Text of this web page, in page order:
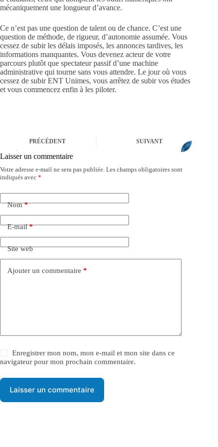
mécaniquement une longueur d’avance.
Ce n’est pas une question de talent ou de chance. C’est une
question de méthode, de rigueur, d’autonomie assumée. Vous
cessez de subir les délais imposés, les annonces tardives, les
informations manquantes. Vous devenez acteur de votre
parcours plutôt que spectateur passif d’une machine
administrative qui tourne sans vous attendre. Le jour où vous
cessez de subir ENT Unimes, vous arrêtez de subir vos études
et vous commencez enfin à les piloter.
PRÉCÉDENT SUIVANT
Laisser un commentaire
Votre adresse e-mail ne sera pas publiée. Les champs obligatoires sont
indiqués avec *
Nom*
E-mail*
Site web
Ajouter un commentaire *
Enregistrer mon nom, mon e-mail et mon site dans ce
navigateur pour mon prochain commentaire.
Laisser un commentaire
A
l
r
n
v
e